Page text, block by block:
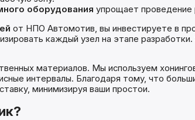
оборудования упрощает проведение
от НПО Автомотив, вы инвестируете в
каждый узел на этапе
материалов. Мы используем
интервалы. Благодаря тому, что
минимизируя ваши простои.